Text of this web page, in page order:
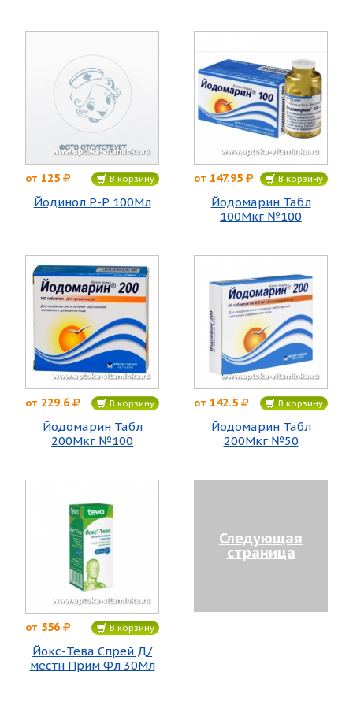
от 125 В корзину
Йодинол Р-Р 100Мл
от 147.95 В корзину
Йодомарин Табл
100Мкг №100
от 229.6 В корзину
Йодомарин Табл
200Мкг №100
от 142.5 В корзину
Йодомарин Табл
200Мкг №50
от 556 В корзину
Йокс-Тева Спрей Д/
местн Прим Фл 30Мл
Следующая
страница